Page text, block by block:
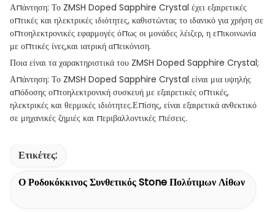
Απάντηση: Το ZMSH Doped Sapphire Crystal έχει εξαιρετικές
οπτικές και ηλεκτρικές ιδιότητες, καθιστώντας το ιδανικό για χρήση σε
οπτοηλεκτρονικές εφαρμογές όπως οι μονάδες λέιζερ, η επικοινωνία
με οπτικές ίνες,και ιατρική απεικόνιση.
Ποια είναι τα χαρακτηριστικά του ZMSH Doped Sapphire Crystal;
Απάντηση: Το ZMSH Doped Sapphire Crystal είναι μια υψηλής
απόδοσης οπτοηλεκτρονική συσκευή με εξαιρετικές οπτικές,
ηλεκτρικές και θερμικές ιδιότητες.Επίσης, είναι εξαιρετικά ανθεκτικό
σε μηχανικές ζημιές και περιβαλλοντικές πιέσεις.
Ετικέτες:
Ο Ροδοκόκκινος Συνθετικός Stone Πολύτιμων Λίθων